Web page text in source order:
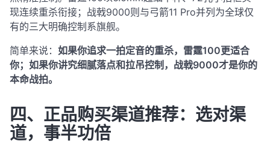
现连续重杀衔接；战戟9000则与弓箭11 Pro并列为全球仅
有的三大明确控制系旗舰。
简单来说： 如果你追求一拍定音的重杀，雷霆100更适合
你；如果你讲究细腻落点和拉吊控制，战戟9000才是你的
本命战拍。
四、正品购买渠道推荐：选对渠
道，事半功倍